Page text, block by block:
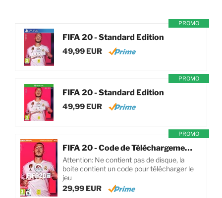
PROMO
FIFA 20 - Standard Edition
49,99 EUR
PROMO
FIFA 20 - Standard Edition
49,99 EUR
PROMO
FIFA 20 - Code de Téléchargement pour PC
Attention: Ne contient pas de disque, la
boite contient un code pour télécharger le
jeu
29,99 EUR